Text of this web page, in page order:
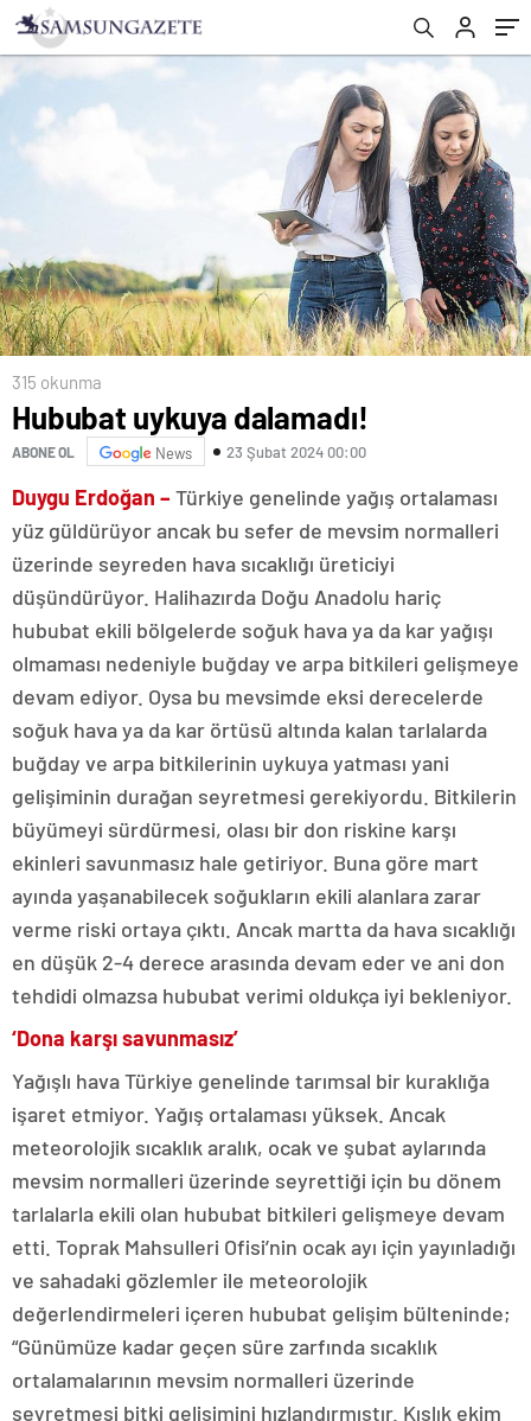
315 okunma
Hububat uykuya dalamadı!
ABONE OL News 23 Şubat 2024 00:00
Duygu Erdoğan – Türkiye genelinde yağış ortalaması
yüz güldürüyor ancak bu sefer de mevsim normalleri
üzerinde seyreden hava sıcaklığı üreticiyi
düşündürüyor. Halihazırda Doğu Anadolu hariç
hububat ekili bölgelerde soğuk hava ya da kar yağışı
olmaması nedeniyle buğday ve arpa bitkileri gelişmeye
devam ediyor. Oysa bu mevsimde eksi derecelerde
soğuk hava ya da kar örtüsü altında kalan tarlalarda
buğday ve arpa bitkilerinin uykuya yatması yani
gelişiminin durağan seyretmesi gerekiyordu. Bitkilerin
büyümeyi sürdürmesi, olası bir don riskine karşı
ekinleri savunmasız hale getiriyor. Buna göre mart
ayında yaşanabilecek soğukların ekili alanlara zarar
verme riski ortaya çıktı. Ancak martta da hava sıcaklığı
en düşük 2-4 derece arasında devam eder ve ani don
tehdidi olmazsa hububat verimi oldukça iyi bekleniyor.
‘Dona karşı savunmasız’
Yağışlı hava Türkiye genelinde tarımsal bir kuraklığa
işaret etmiyor. Yağış ortalaması yüksek. Ancak
meteorolojik sıcaklık aralık, ocak ve şubat aylarında
mevsim normalleri üzerinde seyrettiği için bu dönem
tarlalarla ekili olan hububat bitkileri gelişmeye devam
etti. Toprak Mahsulleri Ofisi’nin ocak ayı için yayınladığı
ve sahadaki gözlemler ile meteorolojik
değerlendirmeleri içeren hububat gelişim bülteninde;
“Günümüze kadar geçen süre zarfında sıcaklık
ortalamalarının mevsim normalleri üzerinde
seyretmesi bitki gelişimini hızlandırmıştır. Kışlık ekim